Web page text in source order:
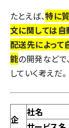
たとえば、特に
文に関しては自
配送先によっ
能の開発など
していく考えだ。
企
社名